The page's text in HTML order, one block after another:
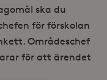
ska du
för förskolan
Områdeschef
för att ärendet